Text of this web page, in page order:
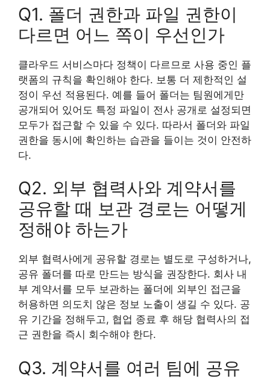
Q1. 폴더 권한과 파일 권한이
다르면 어느 쪽이 우선인가
클라우드 서비스마다 정책이 다르므로 사용 중인 플
랫폼의 규칙을 확인해야 한다. 보통 더 제한적인 설
정이 우선 적용된다. 예를 들어 폴더는 팀원에게만
공개되어 있어도 특정 파일이 전사 공개로 설정되면
모두가 접근할 수 있을 수 있다. 따라서 폴더와 파일
권한을 동시에 확인하는 습관을 들이는 것이 안전하
다.
Q2. 외부 협력사와 계약서를
공유할 때 보관 경로는 어떻게
정해야 하는가
외부 협력사에게 공유할 경로는 별도로 구성하거나,
공유 폴더를 따로 만드는 방식을 권장한다. 회사 내
부 계약서를 모두 보관하는 폴더에 외부인 접근을
허용하면 의도치 않은 정보 노출이 생길 수 있다. 공
유 기간을 정해두고, 협업 종료 후 해당 협력사의 접
근 권한을 즉시 회수해야 한다.
Q3. 계약서를 여러 팀에 공유